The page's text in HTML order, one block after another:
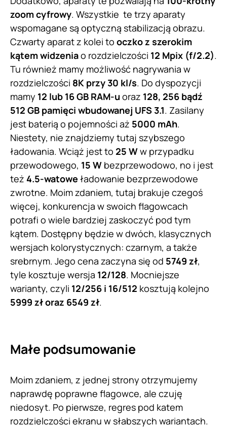
zoom cyfrowy. Wszystkie te trzy aparaty
wspomagane są optyczną stabilizacją obrazu.
Czwarty aparat z kolei to oczko z szerokim
kątem widzeniao rozdzielczości 12 Mpix (f/2.2).
Tu również mamy możliwość nagrywania w
rozdzielczości 8K przy 30 kl/s. Do dyspozycji
mamy 12 lub 16 GB RAM-u oraz 128, 256 bądź
512 GB pamięci wbudowanej UFS 3.1. Zasilany
jest baterią o pojemności aż 5000 mAh.
Niestety, nie znajdziemy tutaj szybszego
ładowania. Wciąż jest to 25 Ww przypadku
przewodowego, 15 W bezprzewodowo, no i jest
też 4.5-watowe ładowanie bezprzewodowe
zwrotne. Moim zdaniem, tutaj brakuje czegoś
więcej, konkurencja w swoich flagowcach
potrafi o wiele bardziej zaskoczyć pod tym
kątem. Dostępny będzie w dwóch, klasycznych
wersjach kolorystycznych: czarnym, a także
srebrnym. Jego cena zaczyna się od 5749 zł,
tyle kosztuje wersja 12/128. Mocniejsze
warianty, czyli 12/256 i 16/512 kosztują kolejno
5999 zł oraz 6549 zł.
Małe podsumowanie
Moim zdaniem, z jednej strony otrzymujemy
naprawdę poprawne flagowce, ale czuję
niedosyt. Po pierwsze, regres pod katem
rozdzielczości ekranu w słabszych wariantach.